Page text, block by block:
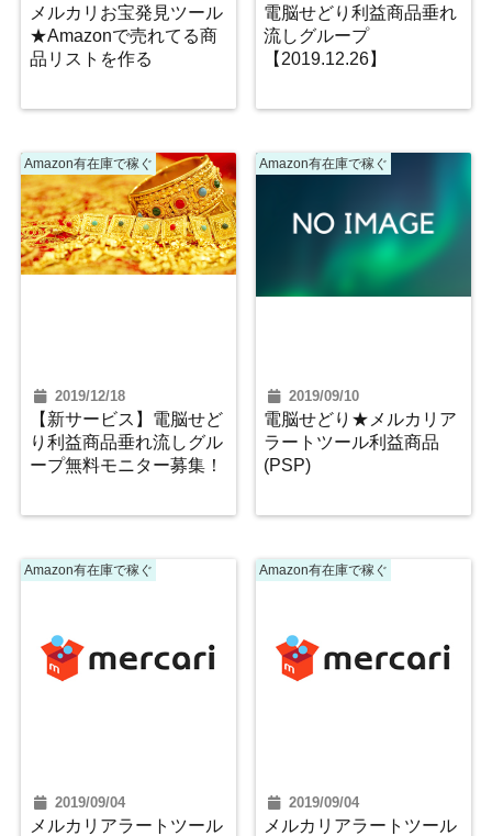
メルカリお宝発見ツール
★Amazonで売れてる商
品リストを作る
電脳せどり利益商品垂れ
流しグループ
【2019.12.26】
Amazon有在庫で稼ぐ
2019/12/18
【新サービス】電脳せど
り利益商品垂れ流しグル
ープ無料モニター募集！
Amazon有在庫で稼ぐ
2019/09/10
電脳せどり★メルカリア
ラートツール利益商品
(PSP)
Amazon有在庫で稼ぐ
2019/09/04
メルカリアラートツール
Amazon有在庫で稼ぐ
2019/09/04
メルカリアラートツール